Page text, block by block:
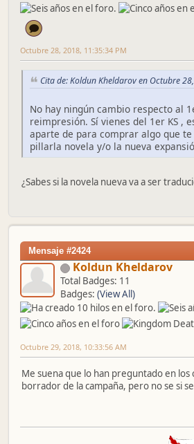
Octubre 28, 2018, 11:35:34 PM
Cita de: Koldun Kheldarov en Octubre
No hay ningún cambio respecto al
reimpresión. Sí vienes del 1er KS ,
aparte de para comprar algo que
pillarla novela y/o la nueva
¿Sabes si la novela nueva va a ser
Mensaje #2424
Koldun Kheldarov
Total Badges: 11
Badges: (View All)
Octubre 29, 2018, 10:33:56 AM
Me suena que lo han preguntado en
borrador de la campaña, pero no se si